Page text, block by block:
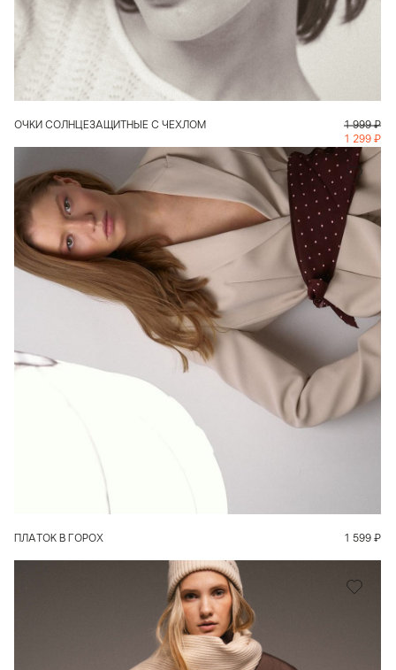
В КОРЗИНУ
ОЧКИ СОЛНЦЕЗАЩИТНЫЕ С ЧЕХЛОМ 1 999 ₽
1 299 ₽
В КОРЗИНУ
ПЛАТОК В ГОРОХ 1 599 ₽